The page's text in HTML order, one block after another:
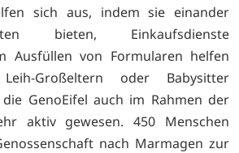
sich aus, indem sie einander
bieten, Einkaufsdienste
Ausfüllen von Formularen helfen
Großeltern oder Babysitter
GenoEifel auch im Rahmen der
aktiv gewesen. 450 Menschen
nach Marmagen zur